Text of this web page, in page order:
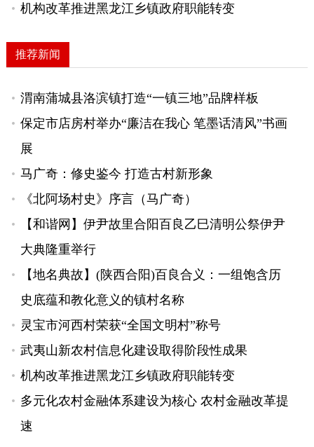
机构改革推进黑龙江乡镇政府职能转变
推荐新闻
渭南蒲城县洛滨镇打造“一镇三地”品牌样板
保定市店房村举办“廉洁在我心 笔墨话清风”书画
展
马广奇：修史鉴今 打造古村新形象
《北阿场村史》序言（马广奇）
【和谐网】伊尹故里合阳百良乙巳清明公祭伊尹
大典隆重举行
【地名典故】(陕西合阳)百良合义：一组饱含历
史底蕴和教化意义的镇村名称
灵宝市河西村荣获“全国文明村”称号
武夷山新农村信息化建设取得阶段性成果
机构改革推进黑龙江乡镇政府职能转变
多元化农村金融体系建设为核心 农村金融改革提
速